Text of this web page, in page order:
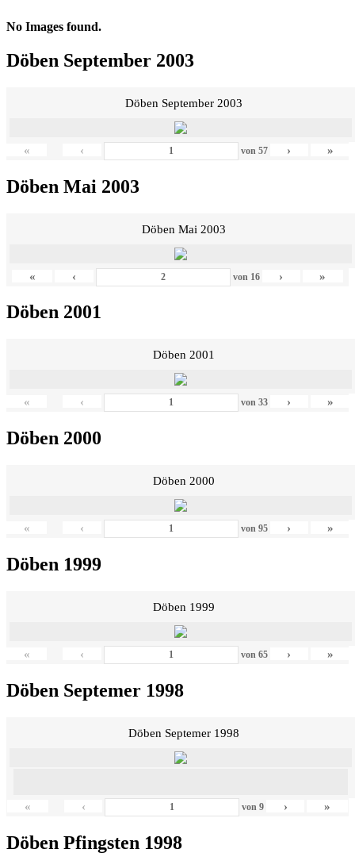
No Images found.
Döben September 2003
Döben September 2003
« ‹ von 57 › »
Döben Mai 2003
Döben Mai 2003
« ‹ von 16 › »
Döben 2001
Döben 2001
« ‹ von 33 › »
Döben 2000
Döben 2000
« ‹ von 95 › »
Döben 1999
Döben 1999
« ‹ von 65 › »
Döben Septemer 1998
Döben Septemer 1998
« ‹ von9 › »
Döben Pfingsten 1998